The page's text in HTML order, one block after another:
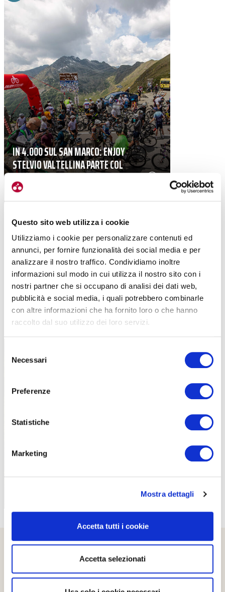
Questo sito web utilizza i cookie
Utilizziamo i cookie per personalizzare contenuti ed
annunci, per fornire funzionalità dei social media e per
analizzare il nostro traffico. Condividiamo inoltre
informazioni sul modo in cui utilizza il nostro sito con i
nostri partner che si occupano di analisi dei dati web,
pubblicità e social media, i quali potrebbero combinarle
con altre informazioni che ha fornito loro o che hanno
raccolto dal suo utilizzo dei loro servizi.
delNecessari
Preferenze
Statistiche
Marketing
Mostra dettagli
Accetta tutti i cookie
Accetta selezionati
IN 4.000 SUL SAN MARCO: ENJOY
STELVIO VALTELLINA PARTE COL
BOTTO
|02-06-2026
TUTTE LE CATEGORIE DEL MAGAZINE